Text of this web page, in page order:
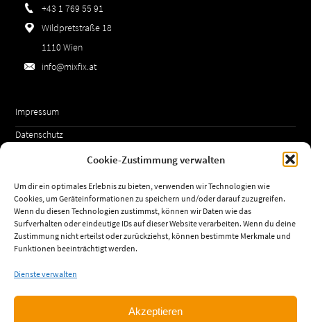
Cookie-Zustimmung verwalten
Um dir ein optimales Erlebnis zu bieten, verwenden wir Technologien wie
Cookies, um Geräteinformationen zu speichern und/oder darauf zuzugreifen.
Wenn du diesen Technologien zustimmst, können wir Daten wie das
Surfverhalten oder eindeutige IDs auf dieser Website verarbeiten. Wenn du deine
Zustimmung nicht erteilst oder zurückziehst, können bestimmte Merkmale und
Funktionen beeinträchtigt werden.
Dienste verwalten
Akzeptieren
+43 1 769 55 91
Wildpretstraße 18
1110 Wien
info@mixfix.at
Impressum
Datenschutz
Cookie-Richtlinie (EU)
Öffnungszeiten:
Mo-Do:06:30-16:30
Fr:06:30-13:30
© 2026 MIXFIX Fassadensysteme GmbH.